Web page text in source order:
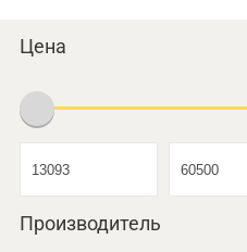
Цена
Производитель